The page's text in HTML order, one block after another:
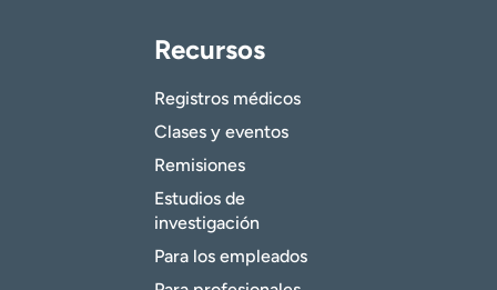
Recursos
Registros médicos
Clases y eventos
Remisiones
Estudios de
investigación
Para los empleados